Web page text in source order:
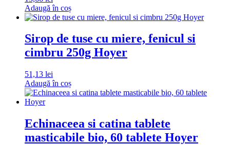
Adaugă în coș
Sirop de tuse cu miere, fenicul si
cimbru 250g Hoyer
51,13 lei
Adaugă în coș
Echinaceea si catina tablete
masticabile bio, 60 tablete Hoyer